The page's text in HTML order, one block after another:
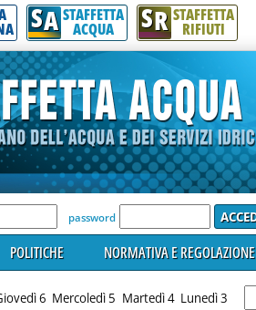
SA STAFFETTA
ACQUA SR STAFFETTA
RIFIUTI
per accedere'
password
POLITICHE NORMATIVA E REGOLAZIONE
6 Mercoledì 5 Martedì 4 Lunedì 3